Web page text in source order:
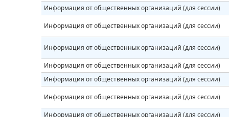
Информация от общественных организаций (для сессии)
Информация от общественных организаций (для сессии)
Информация от общественных организаций (для сессии)
Информация от общественных организаций (для сессии)
Информация от общественных организаций (для сессии)
Информация от общественных организаций (для сессии)
Информация от общественных организаций (для сессии)